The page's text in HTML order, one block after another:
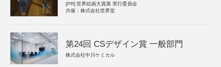
[PR] 世界絵画大賞展 実行委員会
共催：株式会社世界堂
第24回 CSデザイン賞 一般部門
株式会社中川ケミカル